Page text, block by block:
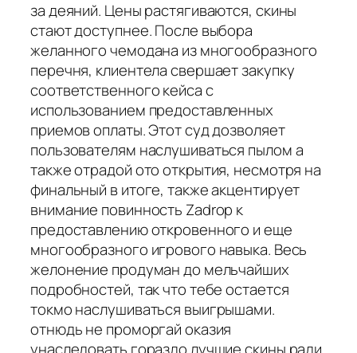
за деяний. Цены растягиваются, скины
стают доступнее. После выбора
желанного чемодана из многообразного
перечня, клиентела свершает закупку
соответственного кейса с
использованием предоставленных
приемов оплаты. Этот суд дозволяет
пользователям наслушиваться пылом а
также отрадой ото открытия, несмотря на
финальный в итоге, также акцентирует
внимание повинность Zadrop к
предоставлению откровенного и еще
многообразного игрового навыка. Весь
желонение продуман до мельчайших
подробностей, так что тебе остается
токмо наслушиваться выигрышами.
отнюдь не проморгай оказия
унаследовать гораздо лучшие скины ради